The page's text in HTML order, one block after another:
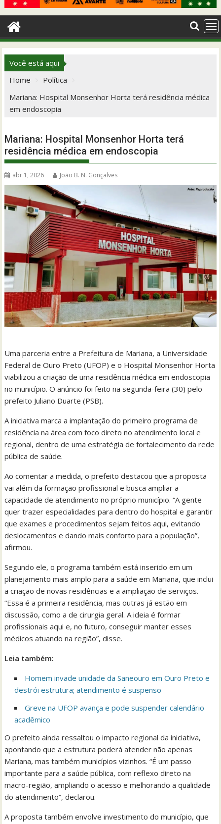
Você está aqui
Home
Política
Mariana: Hospital Monsenhor Horta terá residência médica
em endoscopia
Mariana: Hospital Monsenhor Horta terá
residência médica em endoscopia
abr 1, 2026 João B. N. Gonçalves
Uma parceria entre a Prefeitura de Mariana, a Universidade
Federal de Ouro Preto (UFOP) e o Hospital Monsenhor Horta
viabilizou a criação de uma residência médica em endoscopia
no município. O anúncio foi feito na segunda-feira (30) pelo
prefeito Juliano Duarte (PSB).
A iniciativa marca a implantação do primeiro programa de
residência na área com foco direto no atendimento local e
regional, dentro de uma estratégia de fortalecimento da rede
pública de saúde.
Ao comentar a medida, o prefeito destacou que a proposta
vai além da formação profissional e busca ampliar a
capacidade de atendimento no próprio município. “A gente
quer trazer especialidades para dentro do hospital e garantir
que exames e procedimentos sejam feitos aqui, evitando
deslocamentos e dando mais conforto para a população”,
afirmou.
Segundo ele, o programa também está inserido em um
planejamento mais amplo para a saúde em Mariana, que inclui
a criação de novas residências e a ampliação de serviços.
“Essa é a primeira residência, mas outras já estão em
discussão, como a de cirurgia geral. A ideia é formar
profissionais aqui e, no futuro, conseguir manter esses
médicos atuando na região”, disse.
Leia também:
Homem invade unidade da Saneouro em Ouro Preto e
destrói estrutura; atendimento é suspenso
Greve na UFOP avança e pode suspender calendário
acadêmico
O prefeito ainda ressaltou o impacto regional da iniciativa,
apontando que a estrutura poderá atender não apenas
Mariana, mas também municípios vizinhos. “É um passo
importante para a saúde pública, com reflexo direto na
macro-região, ampliando o acesso e melhorando a qualidade
do atendimento”, declarou.
A proposta também envolve investimento do município, que